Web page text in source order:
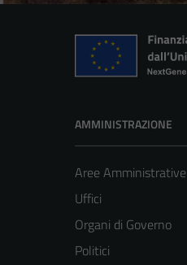
AMMINISTRAZIONE
Aree Amministrative
Uffici
Organi di Governo
Politici